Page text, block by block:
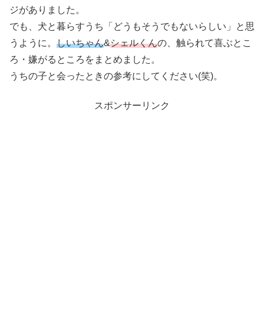
ジがありました。
でも、犬と暮らすうち「どうもそうでもないらしい」と思
うように。 しいちゃん&シェルくんの、触られて喜ぶとこ
ろ・嫌がるところをまとめました。
うちの子と会ったときの参考にしてください(笑)。
スポンサーリンク